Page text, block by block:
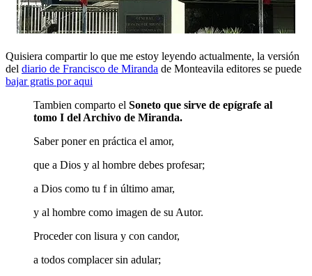
Quisiera compartir lo que me estoy leyendo actualmente, la versión
del diario de Francisco de Miranda de Monteavila editores se puede
bajar gratis por aqui
Tambien comparto el Soneto que sirve de epígrafe al
tomo I del Archivo de Miranda.
Saber poner en práctica el amor,
que a Dios y al hombre debes profesar;
a Dios como tu f in último amar,
y al hombre como imagen de su Autor.
Proceder con lisura y con candor,
a todos complacer sin adular;